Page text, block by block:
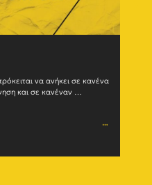
να ανήκει σε κανένα
και σε κανέναν